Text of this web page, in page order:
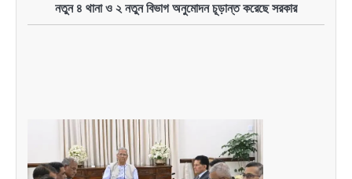
নতুন ৪ থানা ও ২ নতুন বিভাগ অনুমোদন চূড়ান্ত করেছে সরকার